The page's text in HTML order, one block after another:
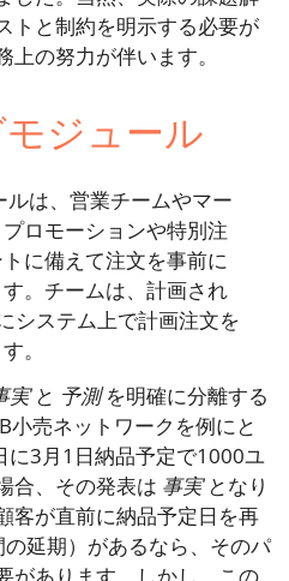
トと制約を明示する必要が
の努力が伴います。
ジュール
は、営業チームやマー
ロモーションや特別注
に備えて注文を事前に
。チームは、計画され
システム上で計画注文を
。
実と 予測を明確に分離する
小売ネットワークを例にと
に3月1日納品予定で1000ユ
合、その発表は 事実となり
客が直前に納品予定日を再
延期）があるなら、そのパ
があります。しかし、この